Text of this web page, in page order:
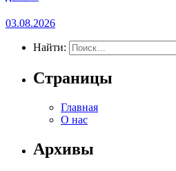
03.08.2026
Найти:
Страницы
Главная
О нас
Архивы